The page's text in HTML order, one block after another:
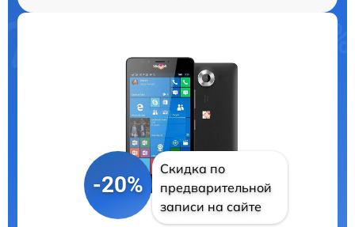
-20%
Скидка по
предварительной
записи на сайте